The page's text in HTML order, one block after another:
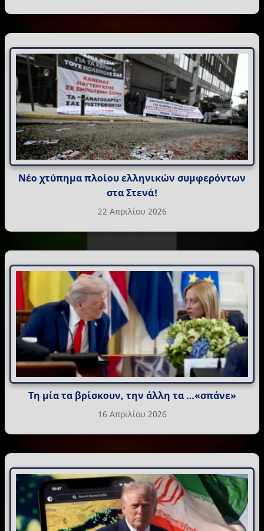
Νέο χτύπημα πλοίου ελληνικών συμφερόντων
στα Στενά!
22 Απριλίου 2026
Τη μία τα βρίσκουν, την άλλη τα …«σπάνε»
16 Απριλίου 2026